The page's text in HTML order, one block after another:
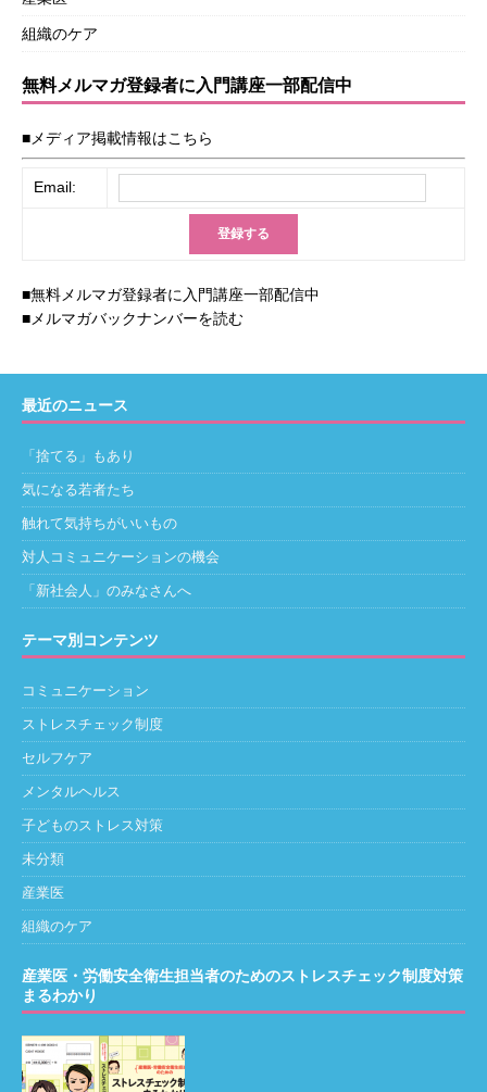
組織のケア
無料メルマガ登録者に入門講座一部配信中
■メディア掲載情報はこちら
Email:
■無料メルマガ登録者に入門講座一部配信中
■メルマガバックナンバーを読む
最近のニュース
「捨てる」もあり
気になる若者たち
触れて気持ちがいいもの
対人コミュニケーションの機会
「新社会人」のみなさんへ
テーマ別コンテンツ
コミュニケーション
ストレスチェック制度
セルフケア
メンタルヘルス
子どものストレス対策
未分類
産業医
組織のケア
産業医・労働安全衛生担当者のためのストレスチェック制度対策
まるわかり